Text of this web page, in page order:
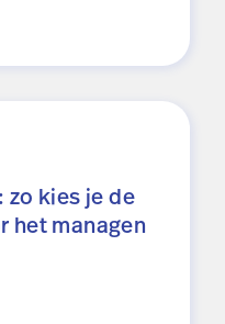
kies je de
het managen